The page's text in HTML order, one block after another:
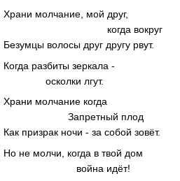
Храни молчание, мой друг,
когда вокруг
Безумцы волосы друг другу рвут.
Когда разбиты зеркала -
осколки лгут.
Храни молчание когда
Запретный плод
Как призрак ночи - за собой зовёт.
Но не молчи, когда в твой дом
война идёт!